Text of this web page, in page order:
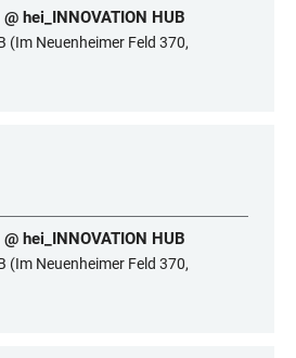
hei_INNOVATION HUB
(Im Neuenheimer Feld 370,
hei_INNOVATION HUB
(Im Neuenheimer Feld 370,